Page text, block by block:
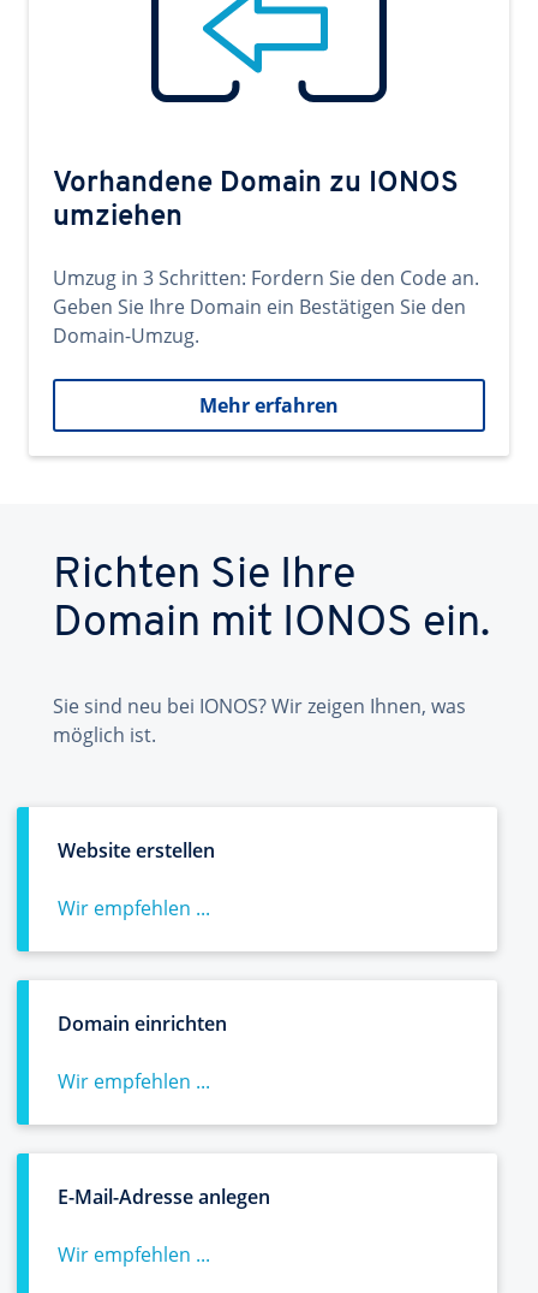
Vorhandene Domain zu IONOS
umziehen
Umzug in 3 Schritten: Fordern Sie den Code an.
Geben Sie Ihre Domain ein Bestätigen Sie den
Domain-Umzug.
Mehr erfahren
Richten Sie Ihre
Domain mit IONOS ein.
Sie sind neu bei IONOS? Wir zeigen Ihnen, was
möglich ist.
Website erstellen
Wir empfehlen ...
Domain einrichten
Wir empfehlen ...
E-Mail-Adresse anlegen
Wir empfehlen ...